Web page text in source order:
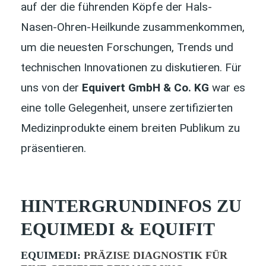
auf der die führenden Köpfe der Hals-
Nasen-Ohren-Heilkunde zusammenkommen,
um die neuesten Forschungen, Trends und
technischen Innovationen zu diskutieren. Für
uns von der Equivert GmbH & Co. KG war es
eine tolle Gelegenheit, unsere zertifizierten
Medizinprodukte einem breiten Publikum zu
präsentieren.
HINTERGRUNDINFOS ZU
EQUIMEDI & EQUIFIT
EQUIMEDI: PRÄZISE DIAGNOSTIK FÜR